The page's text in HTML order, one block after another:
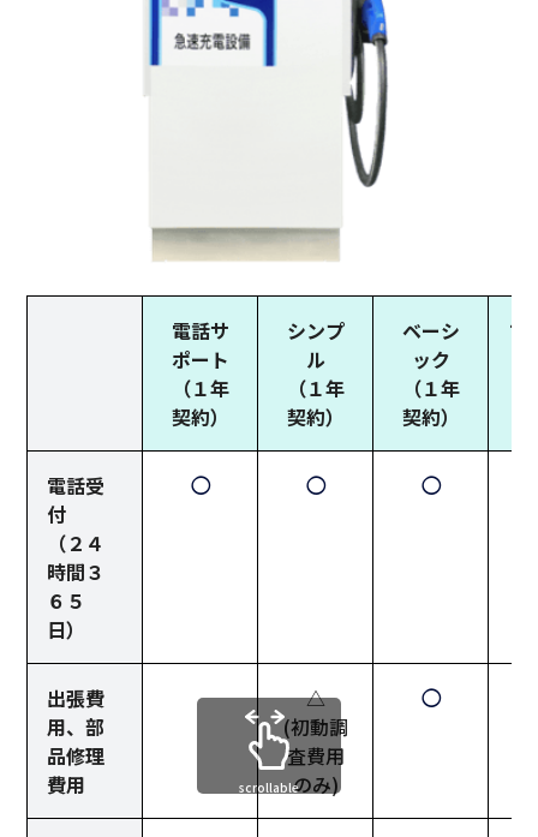
電話サ
ポート
（１年
契約）
シンプ
ル
（１年
契約）
ベーシ
ック
（１年
契約）
フ
電話受
付
（２４
時間３
６５
日）
◯ ◯ ◯
出張費
用、部
品修理
費用
△
(初動調
査費用
のみ)
◯
scrollable